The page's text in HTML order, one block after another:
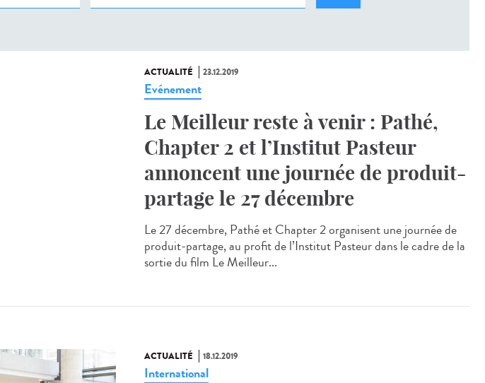
ACTUALITÉ 23.12.2019
Evénement
Le Meilleur reste à venir : Pathé,
Chapter 2 et l’Institut Pasteur
annoncent une journée de produit-
partage le 27 décembre
Le 27 décembre, Pathé et Chapter 2 organisent une journée de
produit-partage, au profit de l’Institut Pasteur dans le cadre de la
sortie du film Le Meilleur...
ACTUALITÉ 18.12.2019
International